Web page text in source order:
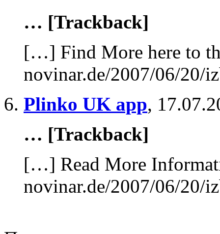
… [Trackback]
[…] Find More here to
novinar.de/2007/06/20/
Plinko UK app,
… [Trackback]
[…] Read More
novinar.de/2007/06/20/